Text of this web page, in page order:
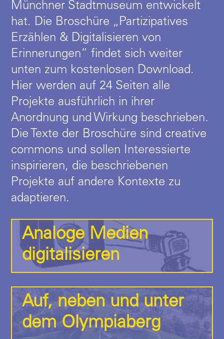
Münchner Stadtmuseum entwickelt
hat. Die Broschüre „Partizipatives
Erzählen & Digitalisieren von
Erinnerungen“ findet sich weiter
unten zum kostenlosen Download.
Hier werden auf 24 Seiten alle
Projekte ausführlich in ihrer
Anordnung und Wirkung beschrieben.
Die Texte der Broschüre sind creative
commons und sollen Interessierte
inspirieren, die beschriebenen
Projekte auf andere Kontexte zu
adaptieren.
Analoge Medien
digitalisieren
Auf, neben und unter
dem Olympiaberg